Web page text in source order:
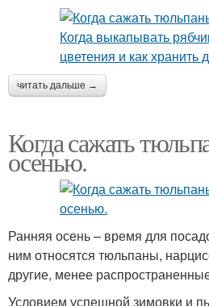
читать дальше →
Когда сажать
осенью.
Ранняя осень – время для
ним относятся тюльпаны,
другие, менее
Условием успешной зимовки и